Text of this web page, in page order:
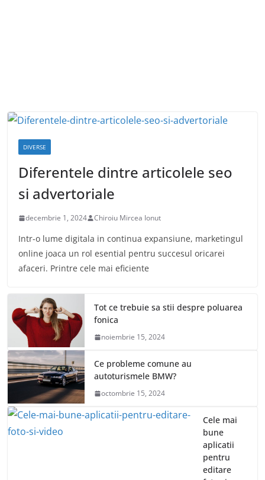
DIVERSE
Diferentele dintre articolele seo
si advertoriale
decembrie 1, 2024 Chiroiu Mircea Ionut
Intr-o lume digitala in continua expansiune, marketingul
online joaca un rol esential pentru succesul oricarei
afaceri. Printre cele mai eficiente
Tot ce trebuie sa stii despre poluarea
fonica
noiembrie 15, 2024
Ce probleme comune au
autoturismele BMW?
octombrie 15, 2024
Cele mai
bune
aplicatii
pentru
editare